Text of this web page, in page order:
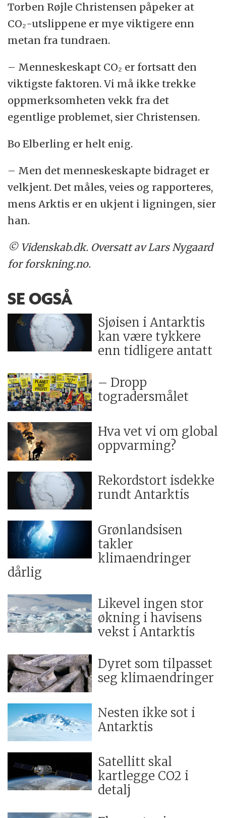
Torben Røjle Christensen påpeker at
CO₂-utslippene er mye viktigere enn
metan fra tundraen.
– Menneskeskapt CO₂ er fortsatt den
viktigste faktoren. Vi må ikke trekke
oppmerksomheten vekk fra det
egentlige problemet, sier Christensen.
Bo Elberling er helt enig.
– Men det menneskeskapte bidraget er
velkjent. Det måles, veies og rapporteres,
mens Arktis er en ukjent i ligningen, sier
han.
© Videnskab.dk. Oversatt av Lars Nygaard
for forskning.no.
SE OGSÅ
Sjøisen i Antarktis
kan være tykkere
enn tidligere antatt
– Dropp
togradersmålet
Hva vet vi om global
oppvarming?
Rekordstort isdekke
rundt Antarktis
Grønlandsisen
takler
klimaendringer
dårlig
Likevel ingen stor
økning i havisens
vekst i Antarktis
Dyret som tilpasset
seg klimaendringer
Nesten ikke sot i
Antarktis
Satellitt skal
kartlegge CO2 i
detalj